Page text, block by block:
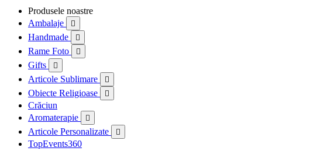
Produsele noastre
Ambalaje

Handmade 
Rame Foto 
Gifts 
Articole Sublimare 
Obiecte Religioase 
Crăciun
Aromaterapie

Articole Personalizate 
TopEvents360